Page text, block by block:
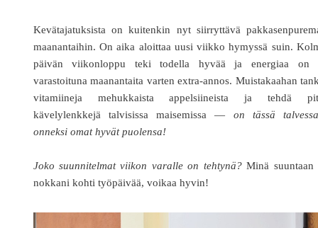
Kevätajatuksista on kuitenkin nyt siirryttävä
maanantaihin. On aika aloittaa uusi viikko hymyssä suin.
päivän viikonloppu teki todella hyvää ja energiaa on
varastoituna maanantaita varten extra-annos. Muistakaahan
vitamiineja mehukkaista appelsiineista ja tehdä
kävelylenkkejä talvisissa maisemissa — on tässä
onneksi omat hyvät puolensa!
Joko suunnitelmat viikon varalle on tehtynä?Minä suuntaan
nokkani kohti työpäivää, voikaa hyvin!